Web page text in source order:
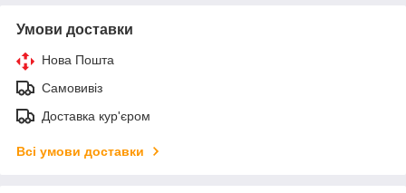
Умови доставки
Нова Пошта
Самовивіз
Доставка кур'єром
Всі умови доставки